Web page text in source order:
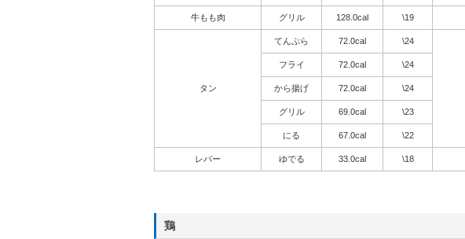
牛もも肉 グリル 128.0cal \19
タン
てんぷら 72.0cal \24
フライ 72.0cal \24
から揚げ 72.0cal \24
グリル 69.0cal \23
にる 67.0cal \22
レバー ゆでる 33.0cal \18
鶏